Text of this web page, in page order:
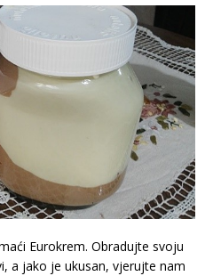
Eurokrem. Obradujte svoju
a jako je ukusan, vjerujte nam